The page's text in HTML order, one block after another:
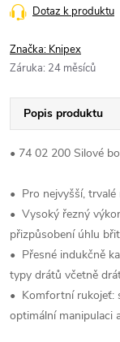
Dotaz k produktu
Značka: Knipex
Záruka: 24 měsíců
Popis produktu
• 74 02 200 Silové
• Pro nejvyšší, trvalé
• Vysoký řezný
přizpůsobení úhlu
• Přesné indukčně
typy drátů včetně
• Komfortní rukojeť:
optimální manipulaci